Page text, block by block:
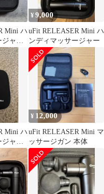
Mini ハ
ャー
¥9,000
uFit RELEASER Mini ハ
ンディマッサージャー
Mini ハ
ジャー
¥ 12,000
uFit RELEASER Mini マ
ッサージガン 本体